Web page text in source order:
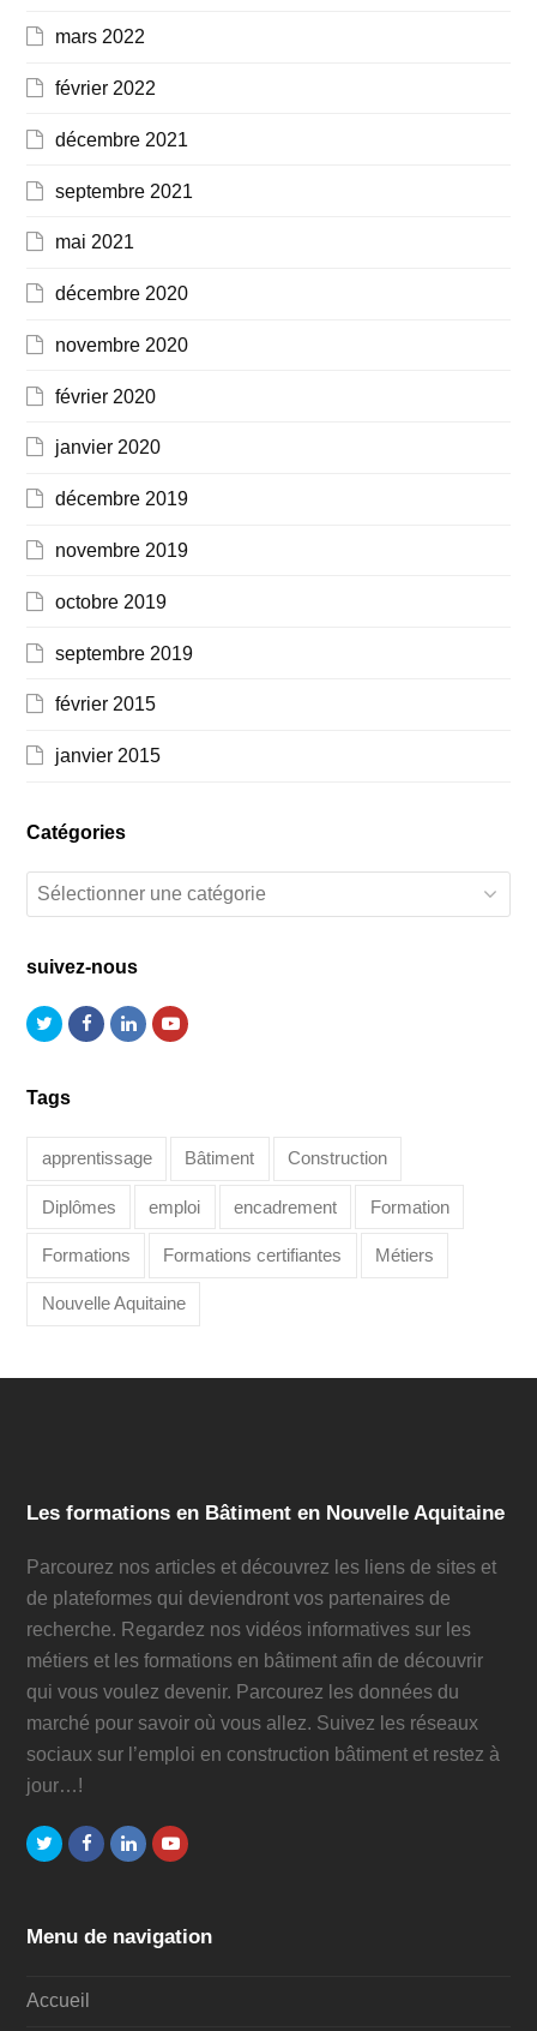
mars 2022
février 2022
décembre 2021
septembre 2021
mai 2021
décembre 2020
novembre 2020
février 2020
janvier 2020
décembre 2019
novembre 2019
octobre 2019
septembre 2019
février 2015
janvier 2015
Catégories
Catégories
suivez-nous
TwitterFacebook
LinkedInYoutube
Tags
apprentissage Bâtiment Construction
Diplômes emploi encadrement Formation
Formations Formations certifiantes Métiers
Nouvelle Aquitaine
Les formations en Bâtiment en Nouvelle Aquitaine
Parcourez nos articles et découvrez les liens de sites et
de plateformes qui deviendront vos partenaires de
recherche. Regardez nos vidéos informatives sur les
métiers et les formations en bâtiment afin de découvrir
qui vous voulez devenir. Parcourez les données du
marché pour savoir où vous allez. Suivez les réseaux
sociaux sur l’emploi en construction bâtiment et restez à
jour…!
TwitterFacebook
LinkedInYoutube
Menu de navigation
Accueil